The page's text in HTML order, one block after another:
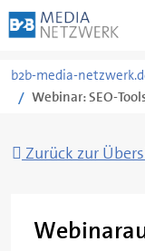
Inhalt
springen
b2b-media-
Webinar: SEO-
Zurück zur